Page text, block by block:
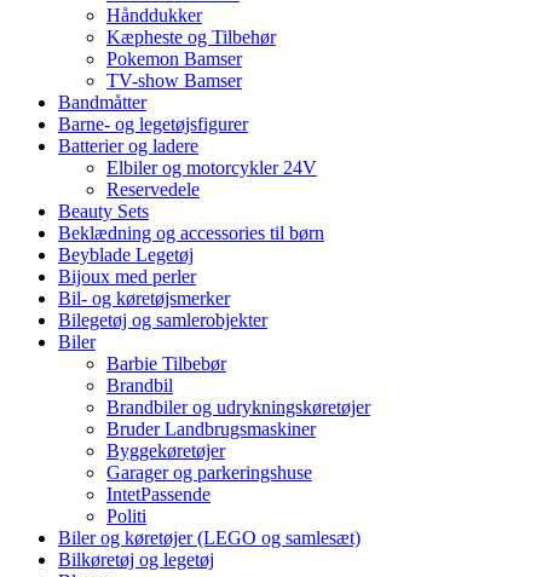
Hånddukker
Kæpheste og Tilbehør
Pokemon Bamser
TV-show Bamser
Bandmåtter
Barne- og legetøjsfigurer
Batterier og ladere
Elbiler og motorcykler 24V
Reservedele
Beauty Sets
Beklædning og accessories til børn
Beyblade Legetøj
Bijoux med perler
Bil- og køretøjsmerker
Bilegetøj og samlerobjekter
Biler
Barbie Tilbebør
Brandbil
Brandbiler og udrykningskøretøjer
Bruder Landbrugsmaskiner
Byggekøretøjer
Garager og parkeringshuse
IntetPassende
Politi
Biler og køretøjer (LEGO og samlesæt)
Bilkøretøj og legetøj